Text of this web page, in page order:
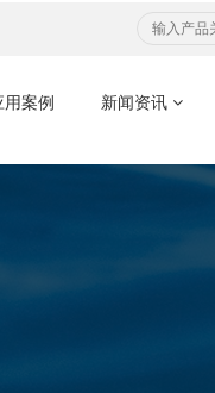
用案例 新闻资讯